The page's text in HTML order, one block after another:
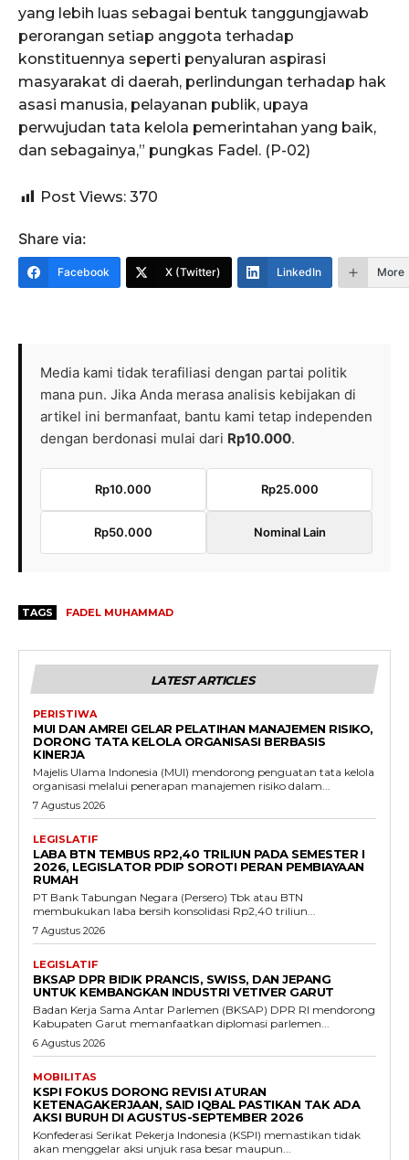
yang lebih luas sebagai bentuk tanggungjawab
perorangan setiap anggota terhadap
konstituennya seperti penyaluran aspirasi
masyarakat di daerah, perlindungan terhadap hak
asasi manusia, pelayanan publik, upaya
perwujudan tata kelola pemerintahan yang baik,
dan sebagainya,” pungkas Fadel. (P-02)
Post Views: 370
Share via:
Facebook X (Twitter) LinkedIn More
Media kami tidak terafiliasi dengan partai politik
mana pun. Jika Anda merasa analisis kebijakan di
artikel ini bermanfaat, bantu kami tetap independen
dengan berdonasi mulai dari Rp10.000.
Rp10.000 Rp25.000
Rp50.000 Nominal Lain
TAGS FADEL MUHAMMAD
LATEST ARTICLES
PERISTIWA
MUI DAN AMREI GELAR PELATIHAN MANAJEMEN RISIKO,
DORONG TATA KELOLA ORGANISASI BERBASIS
KINERJA
Majelis Ulama Indonesia (MUI) mendorong penguatan tata kelola
organisasi melalui penerapan manajemen risiko dalam...
7 Agustus 2026
LEGISLATIF
LABA BTN TEMBUS RP2,40 TRILIUN PADA SEMESTER I
2026, LEGISLATOR PDIP SOROTI PERAN PEMBIAYAAN
RUMAH
PT Bank Tabungan Negara (Persero) Tbk atau BTN
membukukan laba bersih konsolidasi Rp2,40 triliun...
7 Agustus 2026
LEGISLATIF
BKSAP DPR BIDIK PRANCIS, SWISS, DAN JEPANG
UNTUK KEMBANGKAN INDUSTRI VETIVER GARUT
Badan Kerja Sama Antar Parlemen (BKSAP) DPR RI mendorong
Kabupaten Garut memanfaatkan diplomasi parlemen...
6 Agustus 2026
MOBILITAS
KSPI FOKUS DORONG REVISI ATURAN
KETENAGAKERJAAN, SAID IQBAL PASTIKAN TAK ADA
AKSI BURUH DI AGUSTUS-SEPTEMBER 2026
Konfederasi Serikat Pekerja Indonesia (KSPI) memastikan tidak
akan menggelar aksi unjuk rasa besar maupun...